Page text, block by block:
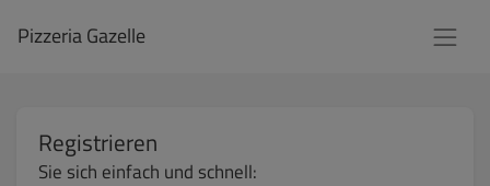
Pizzeria Gazelle
Registrieren
Sie sich einfach und schnell: